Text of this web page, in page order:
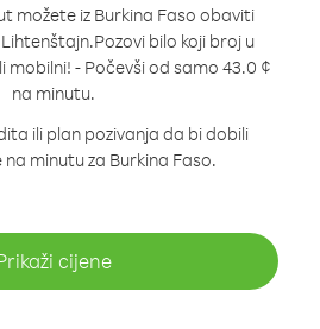
možete iz Burkina Faso obaviti
Pozovi bilo koji broj u
mobilni! - Počevši od samo 43.0 ¢
na minutu.
ili plan pozivanja da bi dobili
na minutu za Burkina Faso.
cijene